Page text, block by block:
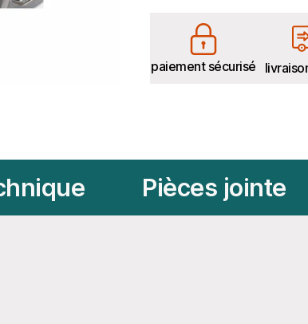
paiement sécurisé
Pièces jointe